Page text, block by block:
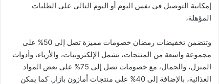
إمكانية التوصيل في نفس اليوم أو اليوم التالي على الطلبات
المؤهلة،
وتتضمن تخفيضات رمضان خصومات مميزة تصل إلى 50% على
مجموعة واسعة من المنتجات، تشمل الإلكترونيات، والأزياء، وأدوات
المنزل، والجمال، مع خصومات تصل إلى 75% على بعض المواد
الغذائية، بالإضافة إلى 40% على منتجات أمازون بازار. كما يمكن